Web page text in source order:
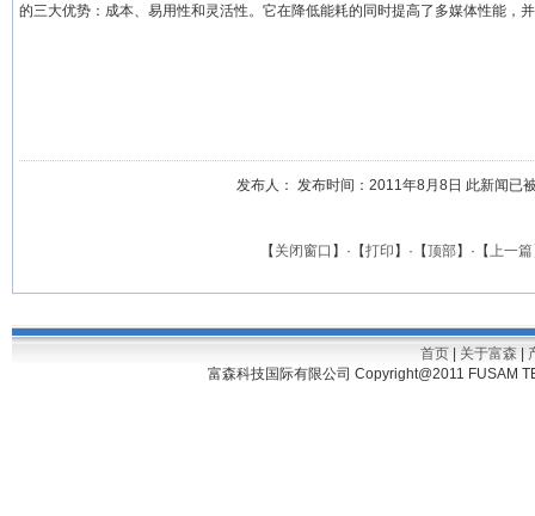
的三大优势：成本、易用性和灵活性。它在降低能耗的同时提高了多媒体性能，
发布人： 发布时间：2011年8月8日 此新闻已
【 关闭窗口 】·【打印 】·【顶部】·【上一篇
首页 关于富森
富森科技国际有限公司 Copyright@2011 FUSAM